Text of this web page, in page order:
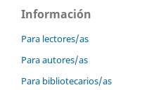
Información
Para lectores/as
Para autores/as
Para bibliotecarios/as